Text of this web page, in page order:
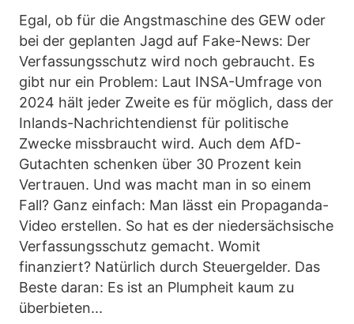
Egal, ob für die Angstmaschine des GEW oder
bei der geplanten Jagd auf Fake-News: Der
Verfassungsschutz wird noch gebraucht. Es
gibt nur ein Problem: Laut INSA-Umfrage von
2024 hält jeder Zweite es für möglich, dass der
Inlands-Nachrichtendienst für politische
Zwecke missbraucht wird. Auch dem AfD-
Gutachten schenken über 30 Prozent kein
Vertrauen. Und was macht man in so einem
Fall? Ganz einfach: Man lässt ein Propaganda-
Video erstellen. So hat es der niedersächsische
Verfassungsschutz gemacht. Womit
finanziert? Natürlich durch Steuergelder. Das
Beste daran: Es ist an Plumpheit kaum zu
überbieten...